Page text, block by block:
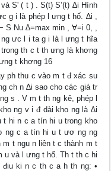
S' ( t ) . S(t) S’(t) ∆i Hình
g i là phép l ưng t hố. ∆i ,
S Nu ∆=max min , ∀=i 0, ,
ưc l i ta g i là l ưng t hĩa
th c t th ưng là khơng
t khơng 16
ph thu c vào m t đ xác su
ch n ∆i sao cho các giá tr
s . V m t th ng kê, phép l
ng v i đ dài kho ng là ∆i
hi n c a tín hi u trong kho
ng c a tín hi u t ươ ng ng
t ngu n liên t c thành m t
u và l ưng t hố. Th t th c hi
ki n c th c a h th ng: •